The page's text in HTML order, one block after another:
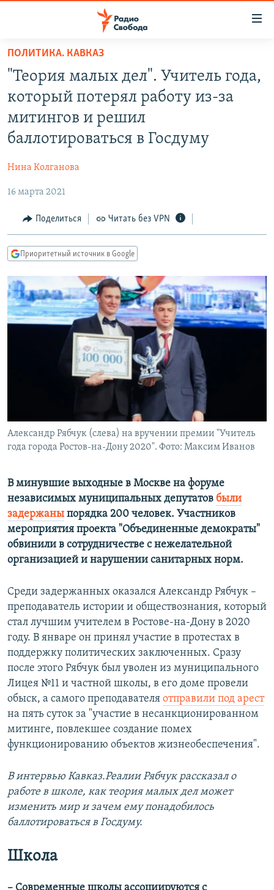
упрощенного
доступа
основному
содержанию
навигации
Вернутся
поиску
ПРОГРАММЫ
ПОДКАСТЫ
АВТОРСКИЕ ПРОЕКТЫ
ЦИТАТЫ СВОБОДЫ
IDEL.РЕАЛИИ
КАВКАЗ.РЕАЛИИ
СИБИРЬ.РЕАЛИИ
РАСПИСАНИЕ ВЕЩАНИЯ
ПОДПИШИТЕСЬ НА РАССЫЛКУ
СОЦИАЛЬНЫЕ СЕТИ
Все сайты РСЕ/РС
ПОЛИТИКА. КАВКАЗ
"Теория малых дел". Учитель года,
который потерял работу из-за
митингов и решил
баллотироваться в Госдуму
Нина Колганова
16 марта 2021
Поделиться Читать без VPN
Приоритетный источник в Google
Александр Рябчук (слева) на вручении премии "Учитель
года города Ростов-на-Дону 2020". Фото: Максим Иванов
В минувшие выходные в Москве на форуме
независимых муниципальных депутатов были
задержаны порядка 200 человек. Участников
мероприятия проекта "Объединенные демократы"
обвинили в сотрудничестве с нежелательной
организацией и нарушении санитарных норм.
Среди задержанных оказался Александр Рябчук –
преподаватель истории и обществознания, который
стал лучшим учителем в Ростове-на-Дону в 2020
году. В январе он принял участие в протестах в
поддержку политических заключенных. Сразу
после этого Рябчук был уволен из муниципального
Лицея №11 и частной школы, в его доме провели
обыск, а самого преподавателя отправили под арест
на пять суток за "участие в несанкционированном
митинге, повлекшее создание помех
функционированию объектов жизнеобеспечения".
В интервью Кавказ.Реалии Рябчук рассказал о
работе в школе, как теория малых дел может
изменить мир и зачем ему понадобилось
баллотироваться в Госдуму.
Школа
– Современные школы ассоциируются с